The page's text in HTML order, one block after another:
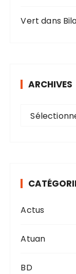
Vert dans
ARCHIVES
e
Actus
Atuan
BD